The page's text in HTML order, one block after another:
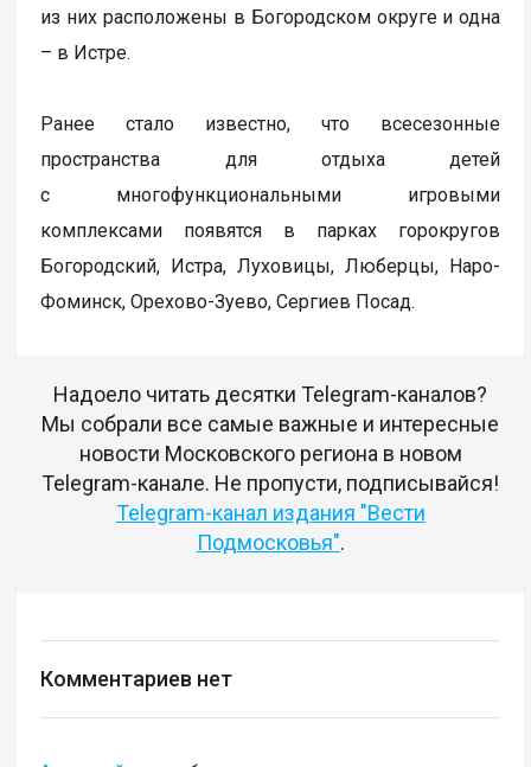
из них расположены в Богородском округе и одна
– в Истре.
Ранее стало известно, что всесезонные
пространства для отдыха детей
с многофункциональными игровыми
комплексами появятся в парках горокругов
Богородский, Истра, Луховицы, Люберцы, Наро-
Фоминск, Орехово-Зуево, Сергиев Посад.
Надоело читать десятки Telegram-каналов?
Мы собрали все самые важные и интересные
новости Московского региона в новом
Telegram-канале. Не пропусти, подписывайся!
Telegram-канал издания "Вести
Подмосковья".
Комментариев нет